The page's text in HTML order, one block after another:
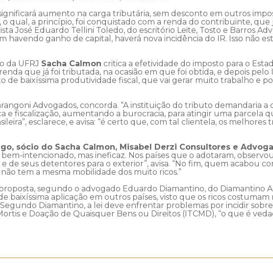
aumento na carga tributária, sem desconto em outros
qual, a princípio, foi conquistado com a renda do contribuinte,
José Eduardo Tellini Toledo, do escritório Leite, Tosto e Barros
havendo ganho de capital, haverá nova incidência do IR. Isso não
da UFRJ Sacha Calmon critica a efetividade do imposto para o
que já foi tributada, na ocasião em que foi obtida, e depois pelo
de baixíssima produtividade fiscal, que vai gerar muito trabalho e
Advogados, concorda. “A instituição do tributo demandaria a
e fiscalização, aumentando a burocracia, para atingir uma parcela
esclarece, e avisa: “é certo que, com tal clientela, os melhores
sócio do Sacha Calmon, Misabel Derzi Consultores e
intencionado, mas ineficaz. Nos países que o adotaram,
de seus detentores para o exterior”, avisa. “No fim, quem acabou
tem a mesma mobilidade dos muito ricos.”
segundo o advogado Eduardo Diamantino, do Diamantino
baixíssima aplicação em outros países, visto que os ricos
Diamantino, a lei deve enfrentar problemas por incidir sobre
e Doação de Quaisquer Bens ou Direitos (ITCMD), “o que é